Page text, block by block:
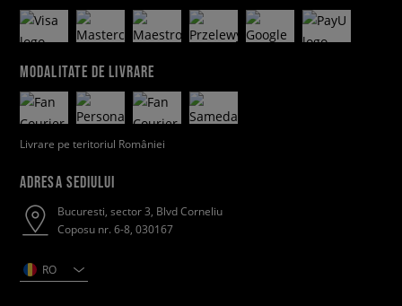
MODALITATE DE LIVRARE
Livrare pe teritoriul României
ADRESA SEDIULUI
Bucuresti, sector 3, Blvd Corneliu
Coposu nr. 6-8, 030167
RO